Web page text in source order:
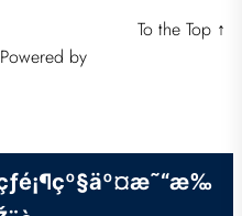
Powered by
To the Top ↑